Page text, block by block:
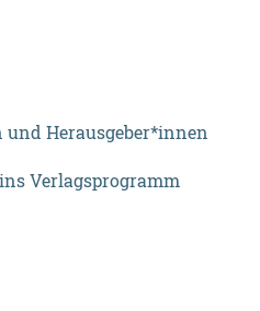
Herausgeber*innen
Verlagsprogramm